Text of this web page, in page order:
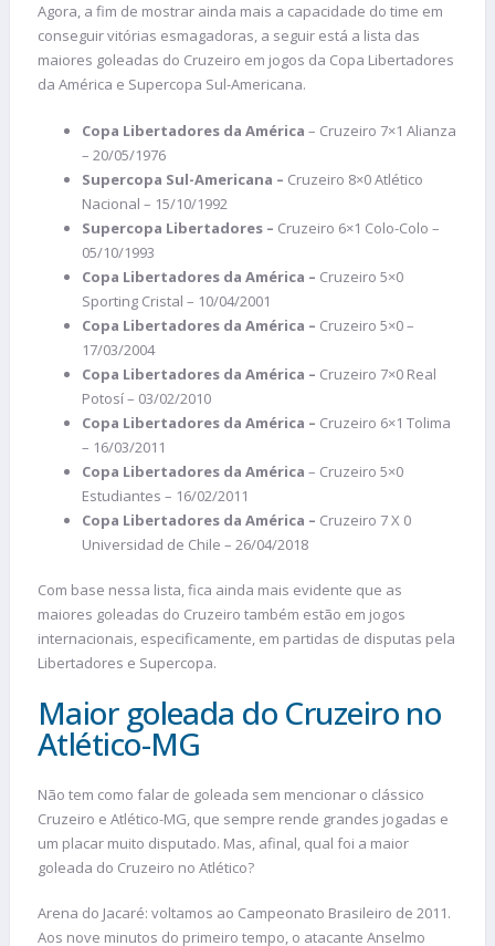
Agora, a fim de mostrar ainda mais a capacidade do time em
conseguir vitórias esmagadoras, a seguir está a lista das
maiores goleadas do Cruzeiro em jogos da Copa Libertadores
da América e Supercopa Sul-Americana.
Copa Libertadores da América – Cruzeiro 7×1 Alianza
– 20/05/1976
Supercopa Sul-Americana – Cruzeiro 8×0 Atlético
Nacional – 15/10/1992
Supercopa Libertadores – Cruzeiro 6×1 Colo-Colo –
05/10/1993
Copa Libertadores da América – Cruzeiro 5×0
Sporting Cristal – 10/04/2001
Copa Libertadores da América – Cruzeiro 5×0 –
17/03/2004
Copa Libertadores da América – Cruzeiro 7×0 Real
Potosí – 03/02/2010
Copa Libertadores da América – Cruzeiro 6×1 Tolima
– 16/03/2011
Copa Libertadores da América – Cruzeiro 5×0
Estudiantes – 16/02/2011
Copa Libertadores da América – Cruzeiro 7 X 0
Universidad de Chile – 26/04/2018
Com base nessa lista, fica ainda mais evidente que as
maiores goleadas do Cruzeiro também estão em jogos
internacionais, especificamente, em partidas de disputas pela
Libertadores e Supercopa.
Maior goleada do Cruzeiro no
Atlético-MG
Não tem como falar de goleada sem mencionar o clássico
Cruzeiro e Atlético-MG, que sempre rende grandes jogadas e
um placar muito disputado. Mas, afinal, qual foi a maior
goleada do Cruzeiro no Atlético?
Arena do Jacaré: voltamos ao Campeonato Brasileiro de 2011.
Aos nove minutos do primeiro tempo, o atacante Anselmo